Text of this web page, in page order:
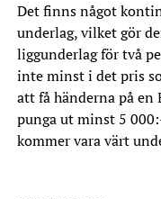
Det finns något
underlag, vilket gör
liggunderlag för två
inte minst i det pris
att få händerna på
punga ut minst 5
kommer vara värt